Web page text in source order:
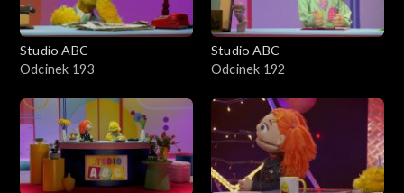
Studio ABC
Odcinek 193
Studio ABC
Odcinek 192